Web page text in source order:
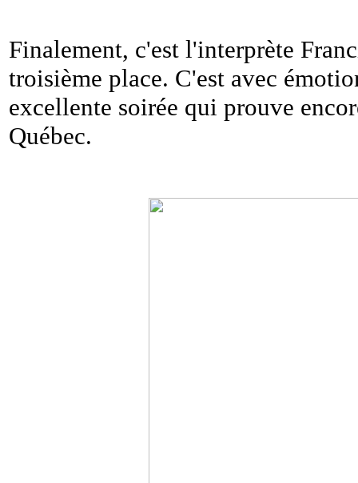
Finalement, c'est l'interprète
troisième place. C'est avec
excellente soirée qui prouve
Québec.